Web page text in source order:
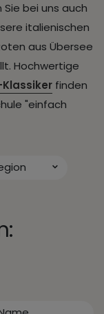
bei uns auch
italienischen
aus Übersee
Hochwertige
finden
"einfach